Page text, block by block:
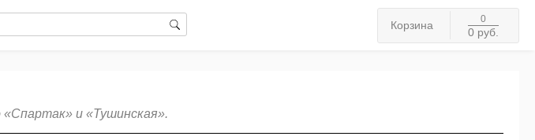
Корзина 0
0 руб.
и «Тушинская».